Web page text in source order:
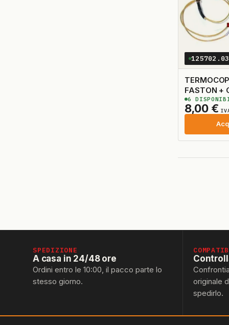
FASTON +
8,00 €
6
SPEDIZIONE
A casa in 24/48 ore
Ordini entro le 10:00, il pacco parte lo
stesso giorno.
originale
spedirlo.